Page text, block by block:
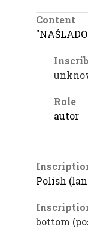
Content
Role
autor
Polish
bottom